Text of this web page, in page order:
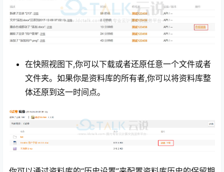
在快照视图下,你可以下载或者还原任意一个文件或者
文件夹。如果你是资料库的所有者,你可以将资料库整
体还原到这一时间点。